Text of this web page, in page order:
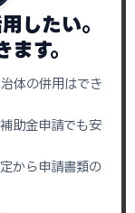
したい。
す。
体の併用はでき
助金申請でも安
から申請書類の